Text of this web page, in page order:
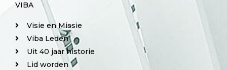
VIBA
Visie en Missie
Viba Leden
Uit 40 jaar historie
Lid worden